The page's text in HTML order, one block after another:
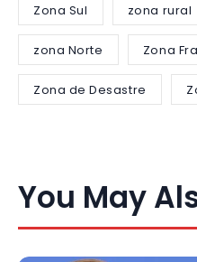
Zona Sul zona rural
zona Norte Zona
Zona de Desastre
You May